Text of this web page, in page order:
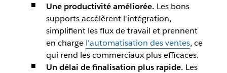
Une productivité améliorée. Les bons
supports accélèrent l'intégration,
simplifient les flux de travail et prennent
en charge l'automatisation des ventes, ce
qui rend les commerciaux plus efficaces.
Un délai de finalisation plus rapide. Les